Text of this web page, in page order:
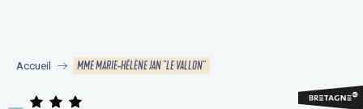
principal
Accueil MME MARIE-HÉLÈNE JAN "LE VALLON"